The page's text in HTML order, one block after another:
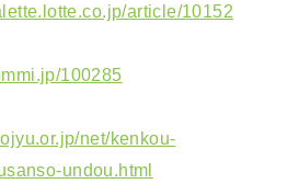
article/10152
100285
net/kenkou-
undou.html